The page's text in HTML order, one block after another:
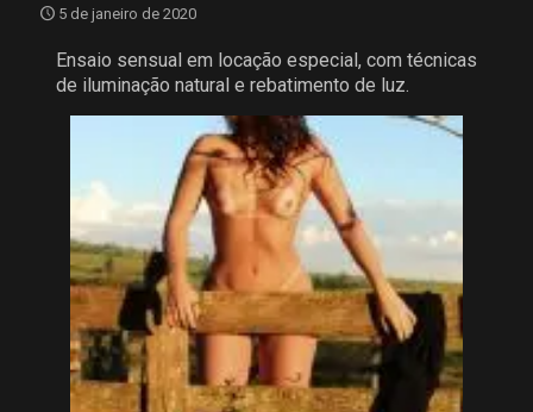
5 de janeiro de 2020
Ensaio sensual em locação especial, com técnicas
de iluminação natural e rebatimento de luz.